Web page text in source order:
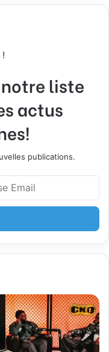
liste
actus
publications.